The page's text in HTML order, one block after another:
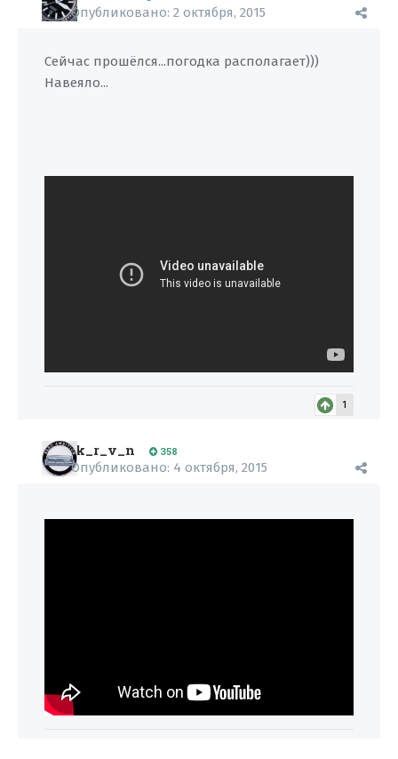
Опубликовано: 2 октября, 2015
Сейчас прошёлся...погодка располагает)))
Навеяло...
1
k_r_v_n 358
Опубликовано: 4 октября, 2015